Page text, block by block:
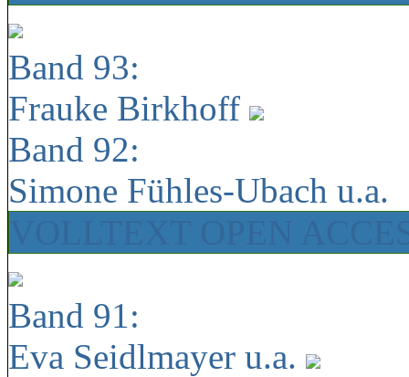
Band 93:
Frauke Birkhoff
Band 92:
Simone Fühles-Ubach u.a.
Band 91:
Eva Seidlmayer u.a.